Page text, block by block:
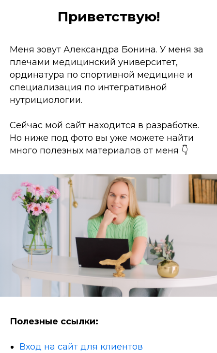
Приветствую!
Меня зовут Александра Бонина. У меня за
плечами медицинский университет,
ординатура по спортивной медицине и
специализация по интегративной
нутрициологии.
Сейчас мой сайт находится в разработке.
Но ниже под фото вы уже можете найти
много полезных материалов от меня 👇
Полезные ссылки:
Вход на сайт для клиентов